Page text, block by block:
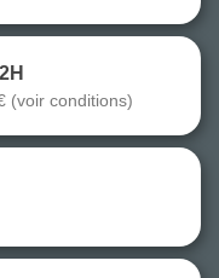
(voir conditions)